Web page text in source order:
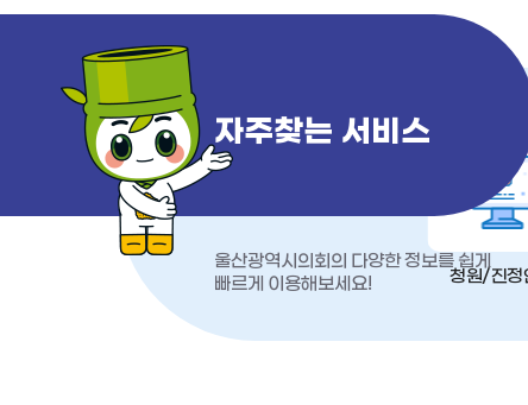
자주찾는 서비스
울산광역시의회의 다양한 정보를 쉽게
빠르게 이용해보세요!
청원/진정